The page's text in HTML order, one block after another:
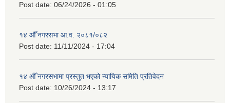
Post date: 06/24/2026 - 01:05
१४ औँ नगरसभा आ.व. २०८१/०८२
Post date: 11/11/2024 - 17:04
१४ औँ नगरसभामा प्रस्तुत भएको न्यायिक समिति प्रतिवेदन
Post date: 10/26/2024 - 13:17